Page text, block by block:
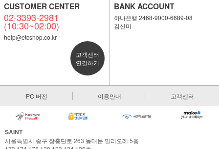
CUSTOMER CENTER
02-3393-2981
(10:30~02:00)
help@etcshop.co.kr
고객센터
연결하기
BANK ACCOUNT
하나은행 2468-9000-6689-08
김신미
PC 버전 이용안내 고객센터
SAINT
서울특별시 중구 장충단로 263 동대문 밀리오레 5층